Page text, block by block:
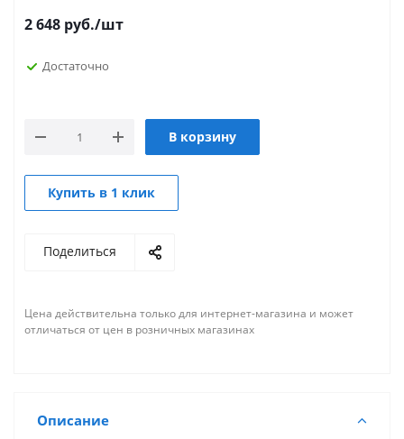
2 648 руб./шт
Достаточно
В корзину
Купить в 1 клик
Поделиться
Цена действительна только для интернет-магазина и может
отличаться от цен в розничных магазинах
Описание